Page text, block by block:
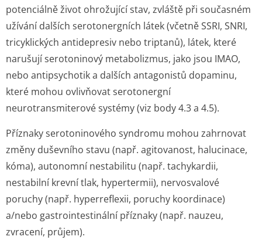
potenciálně život ohrožující stav, zvláště při současném
užívání dalších serotonergních látek (včetně SSRI, SNRI,
tricyklických antidepresiv nebo triptanů), látek, které
narušují serotoninový metabolizmus, jako jsou IMAO,
nebo antipsychotik a dalších antagonistů dopaminu,
které mohou ovlivňovat serotonergní
neurotransmiterové systémy (viz body 4.3 a 4.5).
Příznaky serotoninového syndromu mohou zahrnovat
změny duševního stavu (např. agitovanost, halucinace,
kóma), autonomní nestabilitu (např. tachykardii,
nestabilní krevní tlak, hypertermii), nervosvalové
poruchy (např. hyperreflexii, poruchy koordinace)
a/nebo gastrointestinální příznaky (např. nauzeu,
zvracení, průjem).